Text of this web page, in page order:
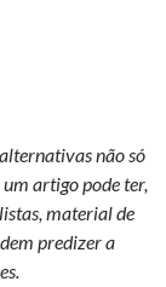
não só
artigo pode ter,
material de
predizer a